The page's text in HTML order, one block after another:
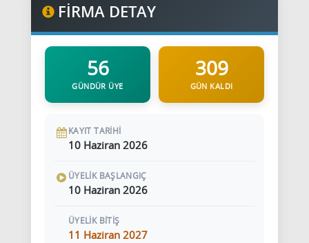
FİRMA DETAY
56
GÜNDÜR ÜYE
309
GÜN KALDI
KAYIT TARIHI
10 Haziran 2026
ÜYELIK BAŞLANGIÇ
10 Haziran 2026
ÜYELIK BITIŞ
11 Haziran 2027